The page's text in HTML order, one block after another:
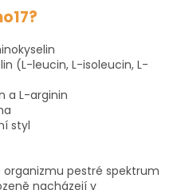
(L-leucin, L-isoleucin, L-
a L-arginin
styl
pestré spektrum
nacházejí v